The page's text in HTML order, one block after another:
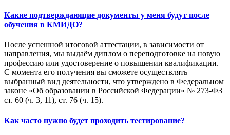
Какие подтверждающие документы у меня будут после
обучения в КМИДО?
После успешной итоговой аттестации, в зависимости от
направления, мы выдаём диплом о переподготовке на новую
профессию или удостоверение о повышении квалификации.
С момента его получения вы сможете осуществлять
выбранный вид деятельности, что утверждено в Федеральном
законе «Об образовании в Российской Федерации» № 273-ФЗ
ст. 60 (ч. 3, 11), ст. 76 (ч. 15).
Как часто нужно будет проходить тестирование?